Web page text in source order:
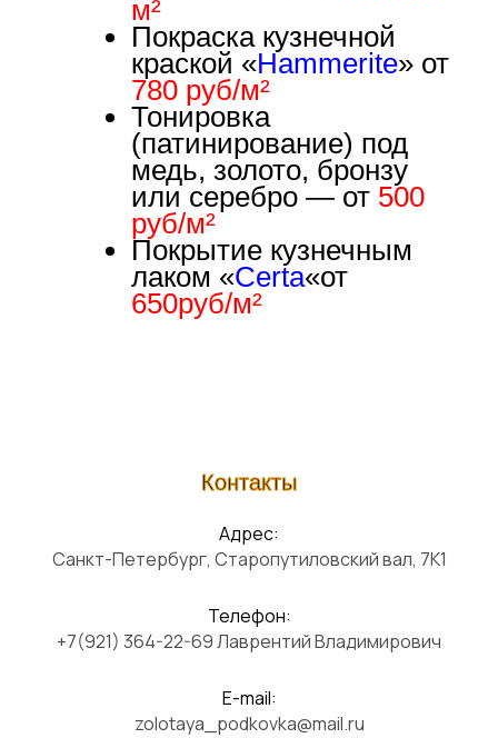
м²
Покраска кузнечной
краской «Hammerite» от
780 руб/м²
Тонировка
(патинирование) под
медь, золото, бронзу
или серебро — от 500
руб/м²
Покрытие кузнечным
лаком «Certa«от
650руб/м²
Контакты
Адрес:
Санкт-Петербург, Старопутиловский вал, 7К1
Телефон:
+7(921) 364-22-69 Лаврентий Владимирович
E-mail:
zolotaya_podkovka@mail.ru